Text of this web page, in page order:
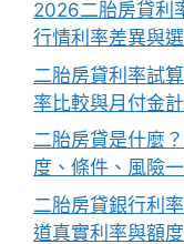
2026二胎房貸利
行情利率差異與
二胎房貸利率試
率比較與月付金
二胎房貸是什麼
度、條件、風險
二胎房貸銀行利
道真實利率與額